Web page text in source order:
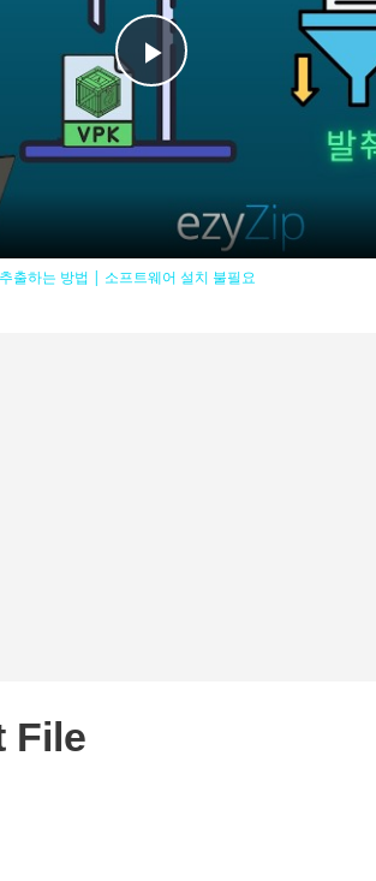
Play
Video
출하는 방법 | 소프트웨어 설치 불필요
File